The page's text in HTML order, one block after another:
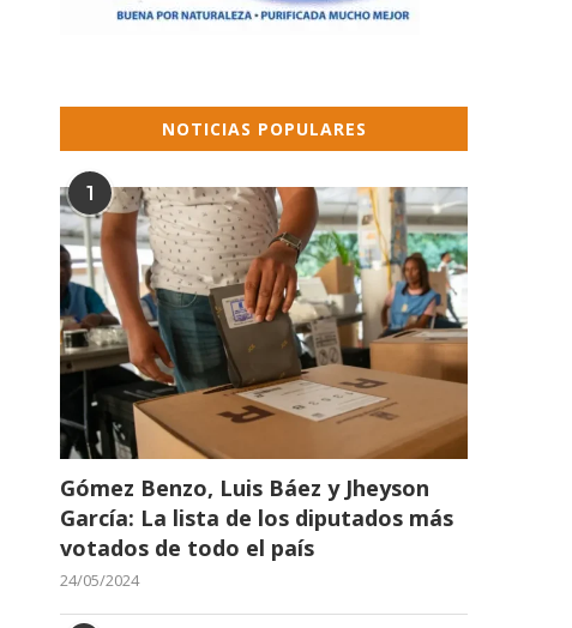
NOTICIAS POPULARES
1
Gómez Benzo, Luis Báez y Jheyson
García: La lista de los diputados más
votados de todo el país
24/05/2024